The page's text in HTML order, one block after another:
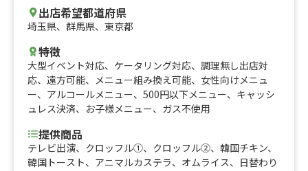
出店希望都道府県
埼玉県、 群馬県、 東京都
特徴
大型イベント対応、 ケータリング対応、 調理無し出店対
応、 遠方可能、 メニュー組み換え可能、 女性向けメニュ
ー、 アルコールメニュー、 500円以下メニュー、 キャッシ
ュレス決済、 お子様メニュー、 ガス不使用
提供商品
テレビ出演、クロッフル①、クロッフル②、韓国チキン、
韓国トースト、アニマルカステラ、オムライス、日替わり